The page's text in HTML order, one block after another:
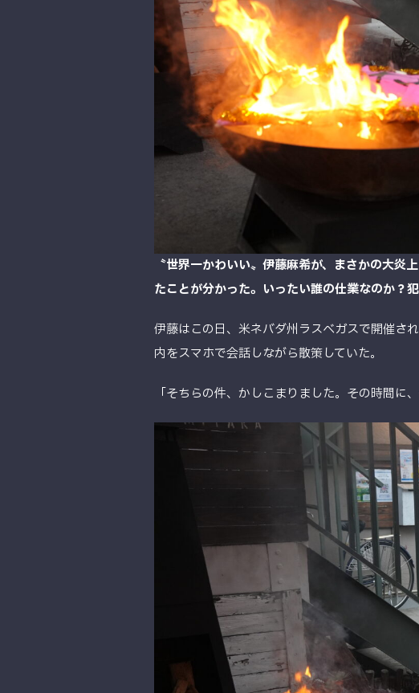
〝世界一かわいい〟伊藤麻希が、まさかの大
たことが分かった。いったい誰の仕業なのか？
伊藤はこの日、米ネバダ州ラスベガスで開催さ
内をスマホで会話しながら散策していた。
「そちらの件、かしこまりました。その時間に